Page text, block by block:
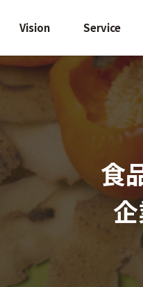
Vision Service
食